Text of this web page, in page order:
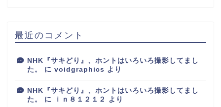
最近のコメント
NHK『サキどり』、ホントはいろいろ撮影してまし
た。
に voidgraphics より
NHK『サキどり』、ホントはいろいろ撮影してまし
た。
に ｉｎ８１２１２ より